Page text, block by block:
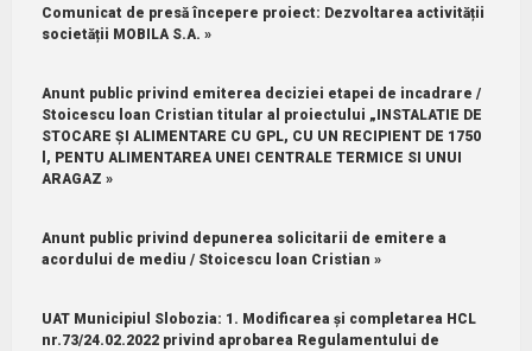
Comunicat de presă începere proiect: Dezvoltarea activității
societății MOBILA S.A. »
Anunt public privind emiterea deciziei etapei de incadrare /
Stoicescu loan Cristian titular al proiectului „INSTALATIE DE
STOCARE ȘI ALIMENTARE CU GPL, CU UN RECIPIENT DE 1750
l, PENTU ALIMENTAREA UNEI CENTRALE TERMICE SI UNUI
ARAGAZ »
Anunt public privind depunerea solicitarii de emitere a
acordului de mediu / Stoicescu loan Cristian »
UAT Municipiul Slobozia: 1.⁠ ⁠Modificarea și completarea HCL
nr.73/24.02.2022 privind aprobarea Regulamentului de